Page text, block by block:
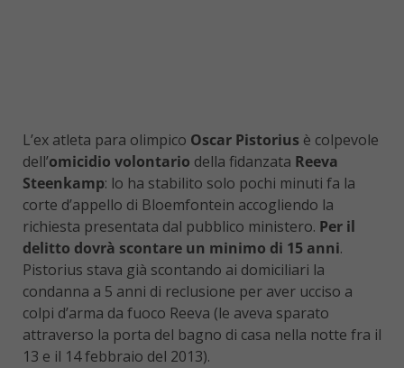
L’ex atleta para olimpico Oscar Pistorius è colpevole
dell’omicidio volontario della fidanzata Reeva
Steenkamp: lo ha stabilito solo pochi minuti fa la
corte d’appello di Bloemfontein accogliendo la
richiesta presentata dal pubblico ministero. Per il
delitto dovrà scontare un minimo di 15 anni.
Pistorius stava già scontando ai domiciliari la
condanna a 5 anni di reclusione per aver ucciso a
colpi d’arma da fuoco Reeva (le aveva sparato
attraverso la porta del bagno di casa nella notte fra il
13 e il 14 febbraio del 2013).